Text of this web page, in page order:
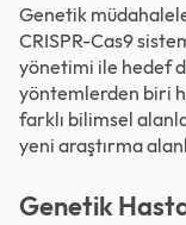
Genetik
CRISPR-Cas9
yönetimi ile hedef
yöntemlerden biri
farklı bilimsel
yeni araştırma
Genetik